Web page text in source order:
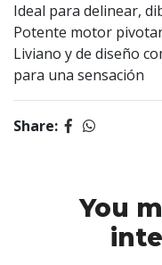
Ideal para delinear,
Potente motor
Liviano y de diseño
para una sensación
Share:
You